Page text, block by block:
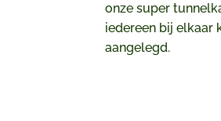
onze super
iedereen bij elkaar
aangelegd.